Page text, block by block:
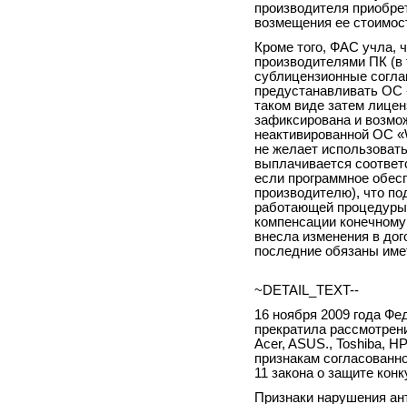
производителя
возмещения ее
Кроме того, ФАС учла,
производителями ПК
сублицензионные
предустанавливать
таком виде затем
зафиксирована и
неактивированной ОС
не желает
выплачивается
если программное
производителю), что
работающей
компенсации
внесла изменения в
последние обязаны
~DETAIL_TEXT--
16 ноября 2009 года
прекратила
Асеr, ASUS., Toshiba,
признакам
11 закона о защите
Признаки нарушения